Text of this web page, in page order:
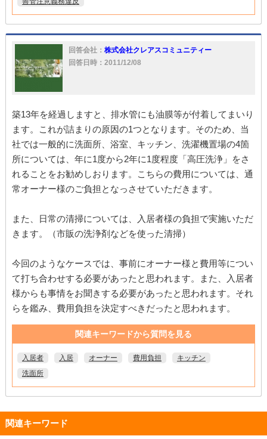
回答会社： 株式会社クレアスコミュニティー
回答日時：2011/12/08
築13年を経過しますと、排水管にも油膜等が付着してまいり
ます。これが詰まりの原因の1つとなります。そのため、当
社では一般的に洗面所、浴室、キッチン、洗濯機置場の4箇
所については、年に1度から2年に1度程度「高圧洗浄」をさ
れることをお勧めしおります。こちらの費用については、通
常オーナー様のご負担となっさせていただきます。
また、日常の清掃については、入居者様の負担で実施いただ
きます。（市販の洗浄剤などを使った清掃）
今回のようなケースでは、事前にオーナー様と費用等につい
て打ち合わせする必要があったと思われます。また、入居者
様からも事情をお聞きする必要があったと思われます。それ
らを鑑み、費用負担を決定すべきだったと思われます。
関連キーワードから質問を見る
入居者 入居 オーナー 費用負担
キッチン
洗面所
関連キーワード